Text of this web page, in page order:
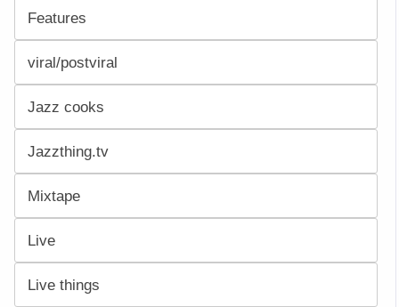
Features
viral/postviral
Jazz cooks
Jazzthing.tv
Mixtape
Live
Live things